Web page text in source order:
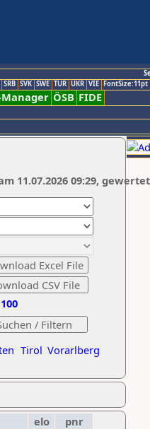
SRB SVK SWE TUR UKR VIE FontSize:11pt
Manager ÖSB FIDE
Tirol Vorarlberg
11.07.2026 09:29,
elo
pnr